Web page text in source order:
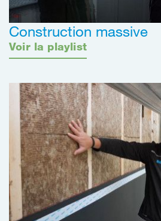
Construction massive
Voir la playlist